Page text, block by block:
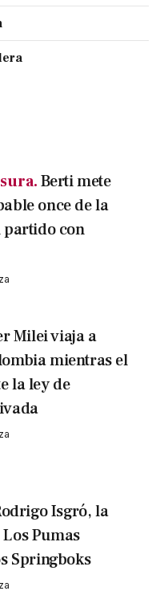
Berti mete
once de la
con
Milei viaja a
mientras el
la ley de
Isgró, la
Pumas
Springboks